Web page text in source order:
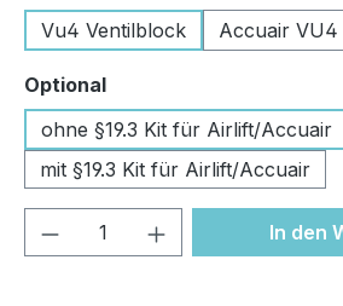
Vu4 Ventilblock
Accuair VU4
Optionalauswählen
ohne §19.3 Kit für Airlift/Accuair
mit §19.3 Kit für Airlift/Accuair
Produkt Anzahl: GibIn den